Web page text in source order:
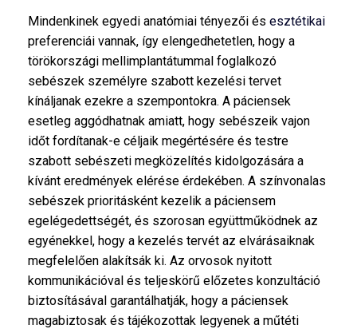
Mindenkinek egyedi anatómiai tényezői és esztétikai
preferenciái vannak, így elengedhetetlen, hogy a
törökországi mellimplantátummal foglalkozó
sebészek személyre szabott kezelési tervet
kínáljanak ezekre a szempontokra. A páciensek
esetleg aggódhatnak amiatt, hogy sebészeik vajon
időt fordítanak-e céljaik megértésére és testre
szabott sebészeti megközelítés kidolgozására a
kívánt eredmények elérése érdekében. A színvonalas
sebészek prioritásként kezelik a páciensem
egelégedettségét, és szorosan együttműködnek az
egyénekkel, hogy a kezelés tervét az elvárásaiknak
megfelelően alakítsák ki. Az orvosok nyitott
kommunikációval és teljeskörű előzetes konzultáció
biztosításával garantálhatják, hogy a páciensek
magabiztosak és tájékozottak legyenek a műtéti